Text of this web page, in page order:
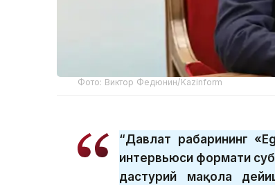
Фото: Виктор Федюнин/Kazinform
“Давлат раҳбарининг
интервьюси формати
дастурий мақола